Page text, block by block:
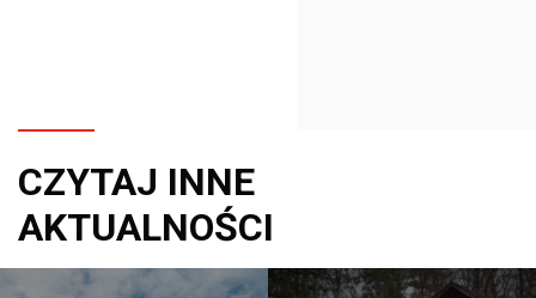
CZYTAJ INNE
AKTUALNOŚCI